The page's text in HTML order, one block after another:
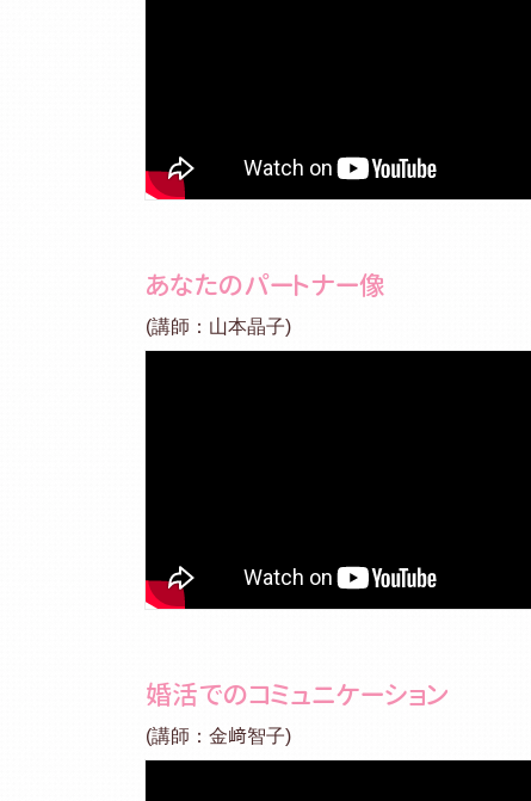
あなたのパートナー像
(講師：山本晶子)
婚活でのコミュニケーション
(講師：金﨑智子)